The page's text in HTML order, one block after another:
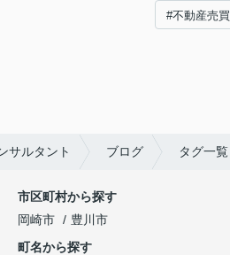
#不動産売買
サルタント ブログ タグ一覧
市区町村から探す
岡崎市
豊川市
町名から探す